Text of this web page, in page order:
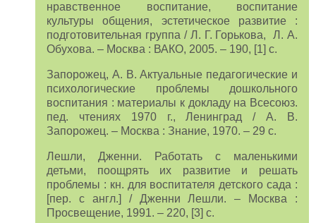
нравственное воспитание, воспитание
культуры общения, эстетическое развитие :
подготовительная группа / Л. Г. Горькова, Л. А.
Обухова. – Москва : ВАКО, 2005. – 190, [1] с.
Запорожец, А. В. Актуальные педагогические и
психологические проблемы дошкольного
воспитания : материалы к докладу на Всесоюз.
пед. чтениях 1970 г., Ленинград / А. В.
Запорожец. – Москва : Знание, 1970. – 29 с.
Лешли, Дженни. Работать с маленькими
детьми, поощрять их развитие и решать
проблемы : кн. для воспитателя детского сада :
[пер. с англ.] / Дженни Лешли. – Москва :
Просвещение, 1991. – 220, [3] с.